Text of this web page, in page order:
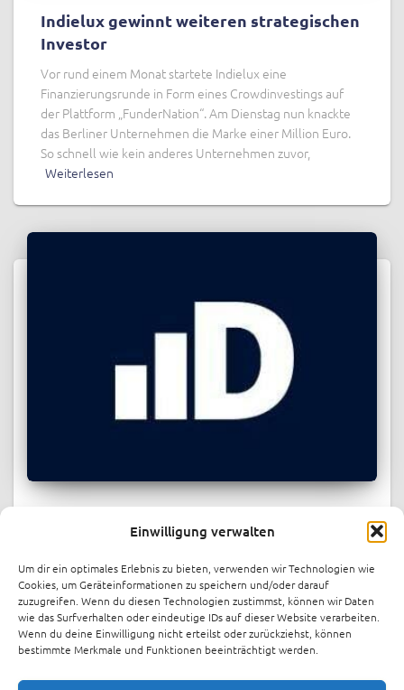
Einwilligung verwalten
Um dir ein optimales Erlebnis zu bieten, verwenden wir Technologien wie
Cookies, um Geräteinformationen zu speichern und/oder darauf
zuzugreifen. Wenn du diesen Technologien zustimmst, können wir Daten
wie das Surfverhalten oder eindeutige IDs auf dieser Website verarbeiten.
Wenn du deine Einwilligung nicht erteilst oder zurückziehst, können
bestimmte Merkmale und Funktionen beeinträchtigt werden.
Indielux gewinnt weiteren strategischen
Investor
Vor rund einem Monat startete Indielux eine
Finanzierungsrunde in Form eines Crowdinvestings auf
der Plattform „FunderNation“. Am Dienstag nun knackte
das Berliner Unternehmen die Marke einer Million Euro.
So schnell wie kein anderes Unternehmen zuvor,
Weiterlesen
Berlin energy startup indielux raises
over $1.1M in record-breaking
crowdfunding round
Berlin-based energy startup indielux has raised over €1
million through crowdinvesting platform FunderNation,
just one month after launching its funding round. The
company has now increased its target to €1.4 million.